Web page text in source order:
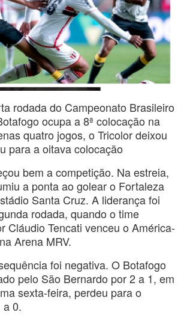
rodada do Campeonato Brasileiro
ocupa a 8ª colocação na
quatro jogos, o Tricolor deixou
para a oitava colocação
bem a competição. Na estreia,
a ponta ao golear o Fortaleza
Santa Cruz. A liderança foi
rodada, quando o time
Cláudio Tencati venceu o América-
Arena MRV.
foi negativa. O Botafogo
pelo São Bernardo por 2 a 1, em
sexta-feira, perdeu para o
a 0.